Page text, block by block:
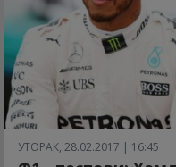
УТОРАК, 28.02.2017 | 16:45